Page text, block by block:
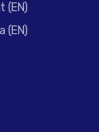
(EN)
(EN)